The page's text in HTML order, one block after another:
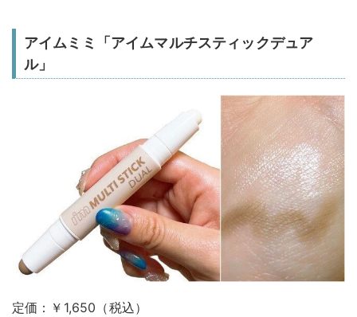
アイムミミ「アイムマルチスティックデュア
ル」
定価：￥1,650（税込）